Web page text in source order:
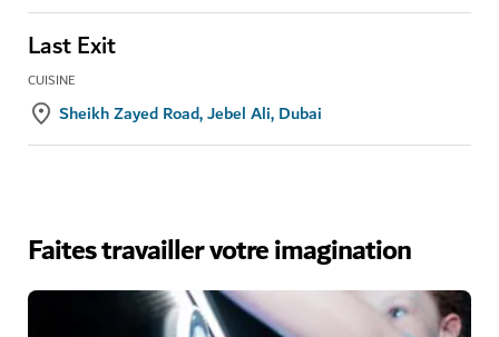
Last Exit
CUISINE
Sheikh Zayed Road, Jebel Ali, Dubai
Faites travailler votre imagination